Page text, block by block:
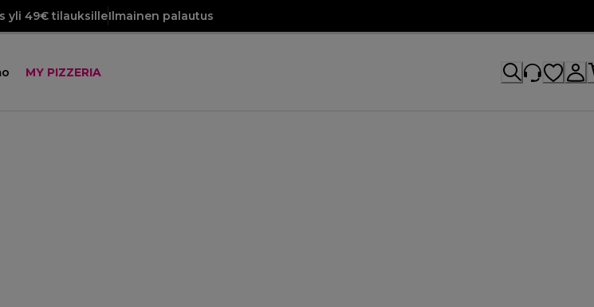
yli 49€ tilauksilleIlmainen palautus
MY PIZZERIA